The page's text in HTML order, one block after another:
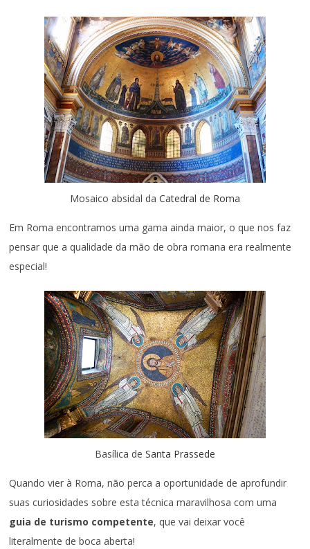
Mosaico absidal da Catedral de Roma
Em Roma encontramos uma gama ainda maior, o que nos faz
pensar que a qualidade da mão de obra romana era realmente
especial!
Basílica de Santa Prassede
Quando vier à Roma, não perca a oportunidade de aprofundir
suas curiosidades sobre esta técnica maravilhosa com uma
guia de turismo competente, que vai deixar você
literalmente de boca aberta!